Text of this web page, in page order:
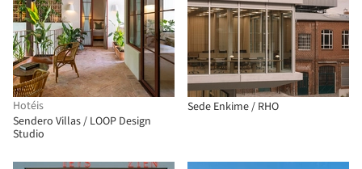
Hotéis
Sendero Villas / LOOP Design
Studio
Sede Enkime / RHO